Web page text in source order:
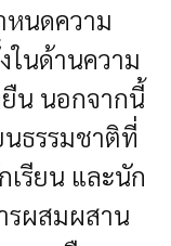
นดความ
ในด้านความ
น นอกจากนี้
ธรรมชาติที่
เรียน และนัก
รผสมผสาน